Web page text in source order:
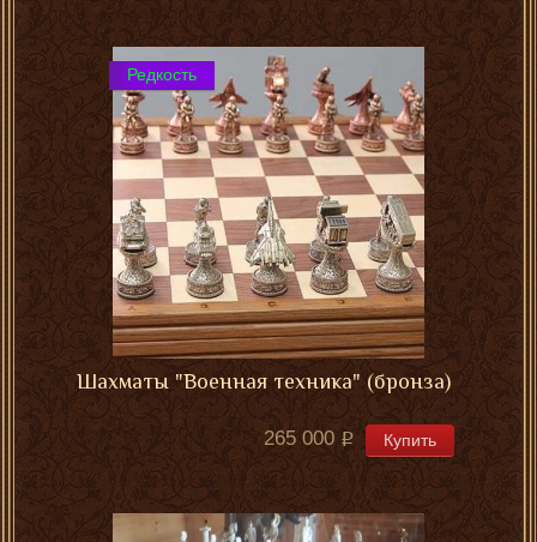
Редкость
Шахматы "Военная техника" (бронза)
265 000 Купить